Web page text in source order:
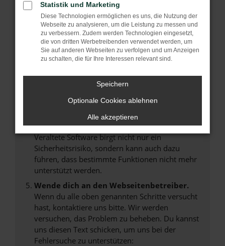
Manche Erweiterungen, wie Werbeblocker,
können das Laden bestimmter Seiten
verhindern. Funktioniert die Seite in einem
anderen Browser oder in einem privaten
Fenster?
Das kann manchmal helfen, vorübergehende
Probleme zu beheben.
Stelle sicher, dass dein Browser und dein
Betriebssystem auf dem neuesten Stand
sind.
Veraltete Software birgt nicht nur ein
Sicherheitsrisiko, sondern kann auch dazu
führen, dass bestimmte Funktionen nicht mehr
unterstützt werden.
Wende dich an den Webseitenbetreiber.
Wenn du alle oben genannten Schritte versucht
hast, kontaktiere uns bitte. Wir werden
versuchen, das Problem zu beheben. Du kannst
uns diesen Text schicken, um uns bei der
Fehlersuche zu unterstützen:
Statistik und Marketing
Diese Technologien ermöglichen es uns, die Nutzung der
Webseite zu analysieren, um die Leistung zu messen und
zu verbessern. Zudem werden Technologien eingesetzt,
die von dritten Werbetreibenden verwendet werden, um
Sie auf anderen Webseiten zu verfolgen und um Anzeigen
zu schalten, die für Ihre Interessen relevant sind.
Speichern
Optionale Cookies ablehnen
Alle akzeptieren